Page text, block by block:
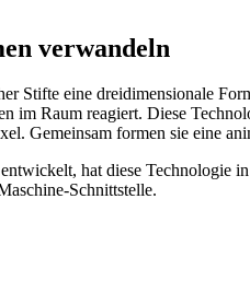
verwandeln
Stifte eine dreidimensionale
im Raum reagiert. Diese
Gemeinsam formen sie eine
hat diese Technologie
Schnittstelle.